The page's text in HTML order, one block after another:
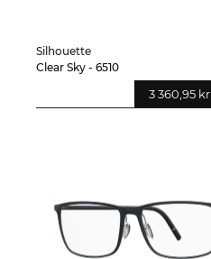
Silhouette
Clear Sky - 6510
3 360,95 kr